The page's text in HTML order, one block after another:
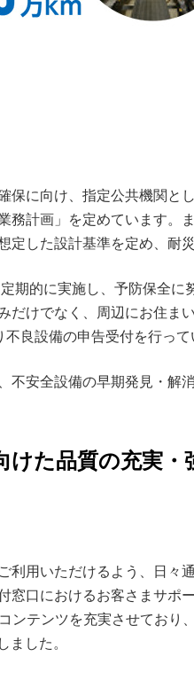
保に向け、指定公共機関と
務計画」を定めています。
した設計基準を定め、耐
期的に実施し、予防保全
だけでなく、周辺にお住ま
良設備の申告受付を行って
不安全設備の早期発見・解
けた品質の充実・
利用いただけるよう、日々
窓口におけるお客さまサポ
ンテンツを充実させており
ました。